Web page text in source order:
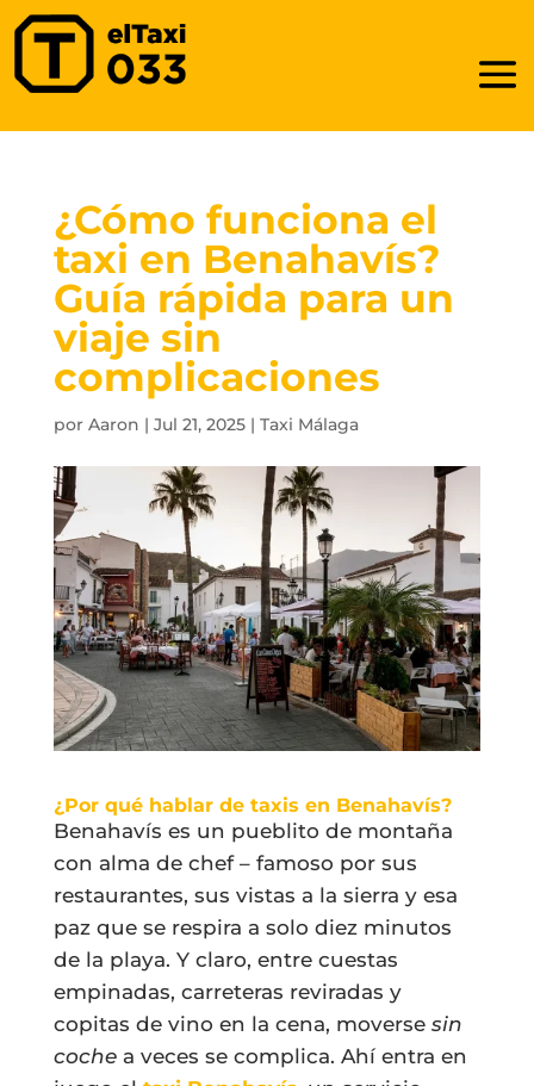
¿Cómo funciona el
taxi en Benahavís?
Guía rápida para un
viaje sin
complicaciones
por Aaron | Jul 21, 2025| Taxi Málaga
¿Por qué hablar de taxis en Benahavís?
Benahavís es un pueblito de montaña
con alma de chef – famoso por sus
restaurantes, sus vistas a la sierra y esa
paz que se respira a solo diez minutos
de la playa. Y claro, entre cuestas
empinadas, carreteras reviradas y
copitas de vino en la cena, moverse sin
cochea veces se complica. Ahí entra en